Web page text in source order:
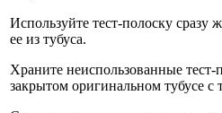
Используйте тест-полоску сразу
ее из тубуса.
Храните неиспользованные тест-
закрытом оригинальном тубусе с